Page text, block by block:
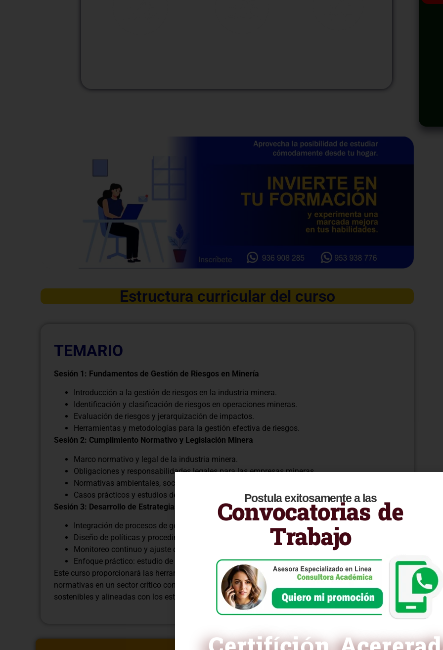
Estructura curricular del curso
TEMARIO
Sesión 1: Fundamentos de Gestión de Riesgos en Minería
Introducción a la gestión de riesgos en la industria minera.
Identificación y clasificación de riesgos en operaciones mineras.
Evaluación de riesgos y jerarquización de impactos.
Herramientas y metodologías para la gestión efectiva de riesgos.
Sesión 2: Cumplimiento Normativo y Legislación Minera
Marco normativo y legal de la industria minera.
Obligaciones y responsabilidades legales para las empresas mineras.
Normativas ambientales, sociales y de seguridad.
Casos prácticos y estudios de cumplimiento en la minería.
Sesión 3: Desarrollo de Estrategias Integradas de Riesgo y Cumplimiento
Integración de procesos de gestión de riesgos y cumplimiento.
Diseño de políticas y procedimientos para la mitigación de riesgos.
Monitoreo continuo y ajuste de estrategias.
Enfoque práctico: estudio de casos y simulaciones.
Este curso proporcionará las herramientas necesarias para gestionar los riesgos y cumplir con las
normativas en un sector crítico como la industria minera, fomentando prácticas seguras,
sostenibles y alineadas con los estándares legales vigentes.
Postula exitosamente a las
Convocatorias de
Trabajo